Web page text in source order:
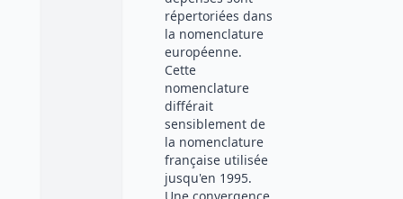
répertoriées dans
la nomenclature
européenne.
Cette
nomenclature
différait
sensiblement de
la nomenclature
française utilisée
jusqu'en 1995.